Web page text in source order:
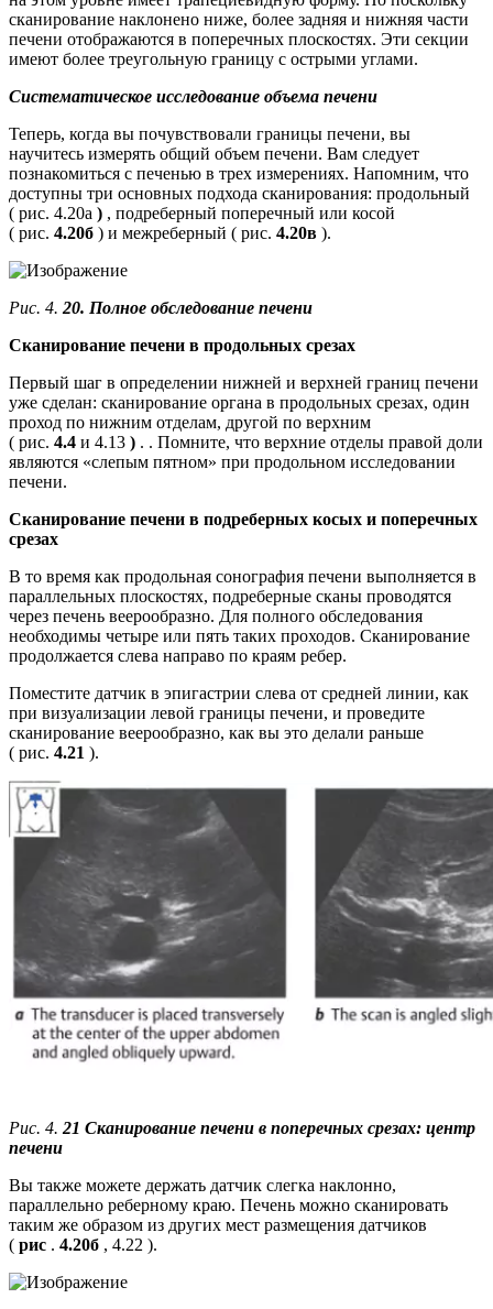
сканирование наклонено ниже, более задняя и нижняя части
печени отображаются в поперечных плоскостях. Эти секции
имеют более треугольную границу с острыми углами.
Систематическое исследование объема печени
Теперь, когда вы почувствовали границы печени, вы
научитесь измерять общий объем печени. Вам следует
познакомиться с печенью в трех измерениях. Напомним, что
доступны три основных подхода сканирования: продольный
( рис. 4.20а ) , подреберный поперечный или косой
( рис. 4.20б ) и межреберный ( рис. 4.20в ).
Рис. 4. 20. Полное обследование печени
Сканирование печени в продольных срезах
Первый шаг в определении нижней и верхней границ печени
уже сделан: сканирование органа в продольных срезах, один
проход по нижним отделам, другой по верхним
( рис. 4.4 и 4.13 ) . . Помните, что верхние отделы правой доли
являются «слепым пятном» при продольном исследовании
печени.
Сканирование печени в подреберных косых и поперечных
срезах
В то время как продольная сонография печени выполняется в
параллельных плоскостях, подреберные сканы проводятся
через печень веерообразно. Для полного обследования
необходимы четыре или пять таких проходов. Сканирование
продолжается слева направо по краям ребер.
Поместите датчик в эпигастрии слева от средней линии, как
при визуализации левой границы печени, и проведите
сканирование веерообразно, как вы это делали раньше
( рис. 4.21 ).
Рис. 4. 21 Сканирование печени в поперечных срезах: центр
печени
Вы также можете держать датчик слегка наклонно,
параллельно реберному краю. Печень можно сканировать
таким же образом из других мест размещения датчиков
( рис . 4.20б , 4.22 ).